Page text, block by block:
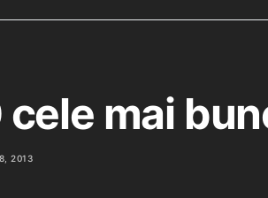
cele mai
2013